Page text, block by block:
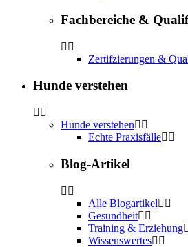
Fachbereiche &
Zertifzierungen &
Hunde verstehen
Hunde verstehen
Echte Praxisfälle
Blog-Artikel
Alle Blogartikel
Gesundheit
Training & Erziehung
Wissenswertes